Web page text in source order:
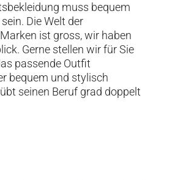
muss bequem
Die Welt der
ist gross, wir haben
Gerne stellen wir für Sie
passende Outfit
bequem und stylisch
seinen Beruf grad doppelt